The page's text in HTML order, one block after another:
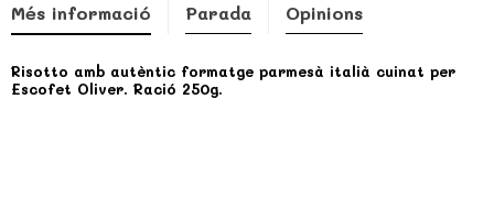
Més informació Parada Opinions
Risotto amb autèntic formatge parmesà italià cuinat per
Escofet Oliver. Ració 250g.